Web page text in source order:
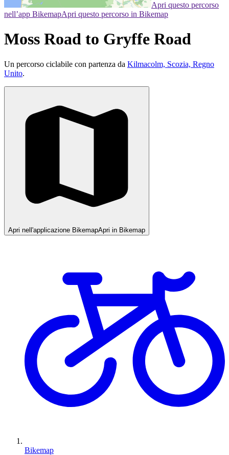
Apri questo percorso
nell’app BikemapApri questo percorso in Bikemap
Moss Road to Gryffe Road
Un percorso ciclabile con partenza da Kilmacolm, Scozia, Regno
Unito.
Apri nell'applicazione BikemapApri in Bikemap
Bikemap